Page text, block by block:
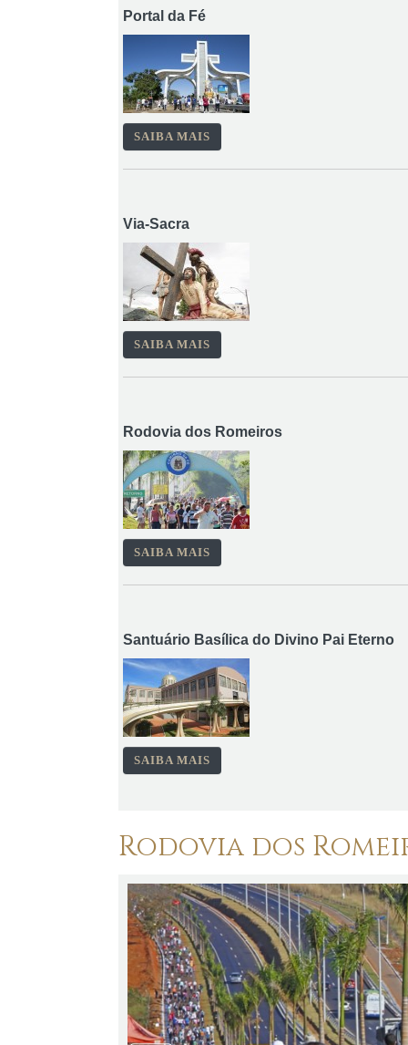
Portal da Fé
SAIBA MAIS
Via-Sacra
SAIBA MAIS
Rodovia dos Romeiros
SAIBA MAIS
Santuário Basílica do Divino Pai Eterno
SAIBA MAIS
Rodovia dos